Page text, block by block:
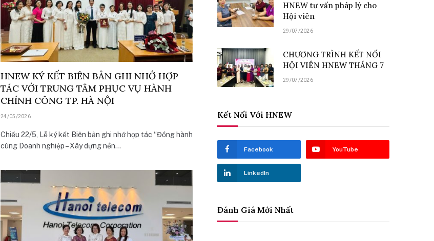
HNEW KÝ KẾT BIÊN BẢN GHI NHỚ HỢP
TÁC VỚI TRUNG TÂM PHỤC VỤ HÀNH
CHÍNH CÔNG TP. HÀ NỘI
24/05/2026
Chiều 22/5, Lễ ký kết Biên bản ghi nhớ hợp tác “Đồng hành
cùng Doanh nghiệp – Xây dựng nền…
HNEW tư vấn pháp lý cho
Hội viên
29/07/2026
CHƯƠNG TRÌNH KẾT NỐI
HỘI VIÊN HNEW THÁNG 7
29/07/2026
Kết Nối Với HNEW
Facebook YouTube
LinkedIn
Đánh Giá Mới Nhất